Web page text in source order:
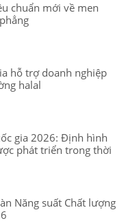
chuẩn mới về men
hỗ trợ doanh nghiệp
halal
gia 2026: Định hình
phát triển trong thời
Năng suất Chất lượng